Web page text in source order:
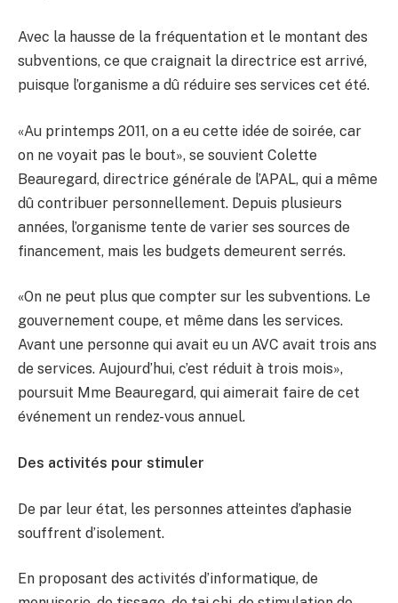
Avec la hausse de la fréquentation et le montant des
subventions, ce que craignait la directrice est arrivé,
puisque l’organisme a dû réduire ses services cet été.
«Au printemps 2011, on a eu cette idée de soirée, car
on ne voyait pas le bout», se souvient Colette
Beauregard, directrice générale de l’APAL, qui a même
dû contribuer personnellement. Depuis plusieurs
années, l’organisme tente de varier ses sources de
financement, mais les budgets demeurent serrés.
«On ne peut plus que compter sur les subventions. Le
gouvernement coupe, et même dans les services.
Avant une personne qui avait eu un AVC avait trois ans
de services. Aujourd’hui, c’est réduit à trois mois»,
poursuit Mme Beauregard, qui aimerait faire de cet
événement un rendez-vous annuel.
Des activités pour stimuler
De par leur état, les personnes atteintes d’aphasie
souffrent d’isolement.
En proposant des activités d’informatique, de